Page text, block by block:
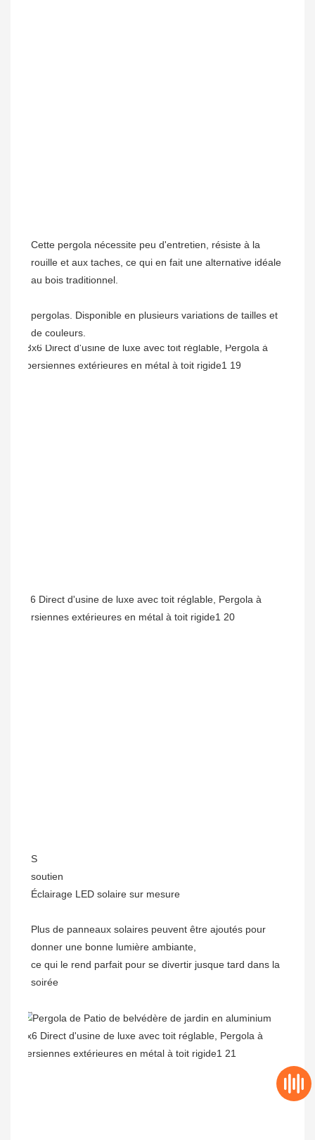
Cette pergola nécessite peu d'entretien, résiste à la
rouille et aux taches, ce qui en fait une alternative idéale
pergolas. Disponible en plusieurs variations de tailles et
S
Plus de panneaux solaires peuvent être ajoutés pour
donner une bonne lumière ambiante,
ce qui le rend parfait pour se divertir jusque tard dans la